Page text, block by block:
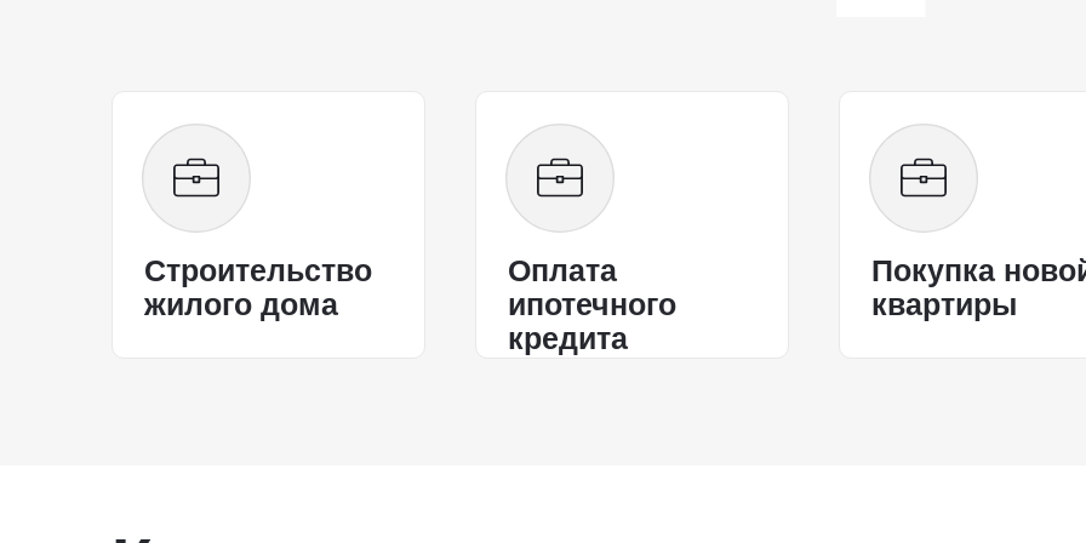
Строительство
жилого дома
Оплата
ипотечного
кредита
Покупка
квартиры